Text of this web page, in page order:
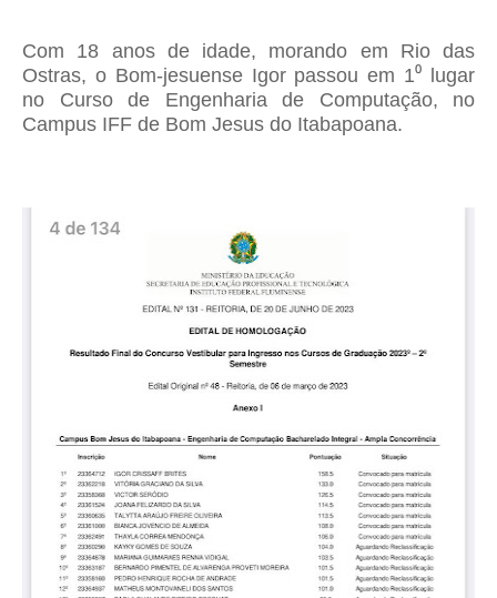
Com 18 anos de idade, morando em Rio das
Ostras, o Bom-jesuense Igor passou em 1⁰ lugar
no Curso de Engenharia de Computação, no
Campus IFF de Bom Jesus do Itabapoana.